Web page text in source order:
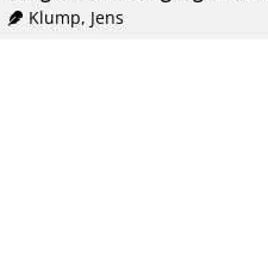
Klump, Jens